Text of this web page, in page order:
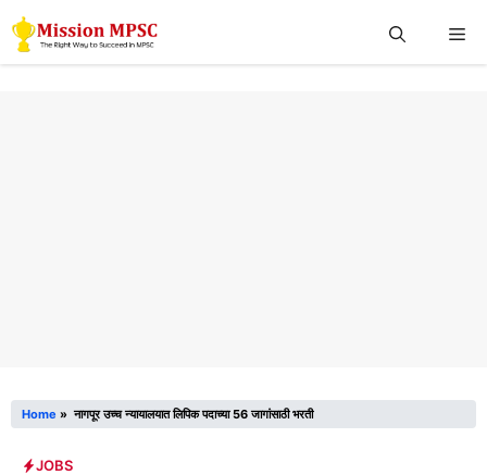
Skip
to
Home » नागपूर उच्च न्यायालयात लिपिक पदाच्या 56 जागांसाठी भरती
JOBS